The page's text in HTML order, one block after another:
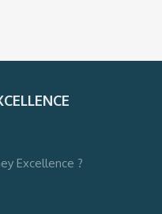
Excellence ?